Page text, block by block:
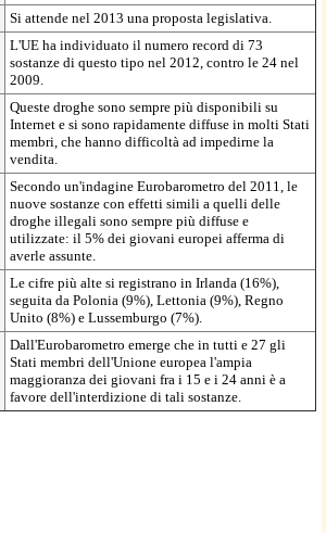
Si attende nel 2013 una proposta legislativa.
L'UE ha individuato il numero record di 73
sostanze di questo tipo nel 2012, contro le 24 nel
2009.
Queste droghe sono sempre più disponibili su
Internet e si sono rapidamente diffuse in molti Stati
membri, che hanno difficoltà ad impedirne la
vendita.
Secondo un'indagine Eurobarometro del 2011, le
nuove sostanze con effetti simili a quelli delle
droghe illegali sono sempre più diffuse e
utilizzate: il 5% dei giovani europei afferma di
averle assunte.
Le cifre più alte si registrano in Irlanda (16%),
seguita da Polonia (9%), Lettonia (9%), Regno
Unito (8%) e Lussemburgo (7%).
Dall'Eurobarometro emerge che in tutti e 27 gli
Stati membri dell'Unione europea l'ampia
maggioranza dei giovani fra i 15 e i 24 anni è a
favore dell'interdizione di tali sostanze.